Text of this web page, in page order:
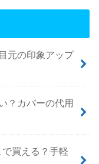
元の印象アップ
？カバーの代用
買える？手軽